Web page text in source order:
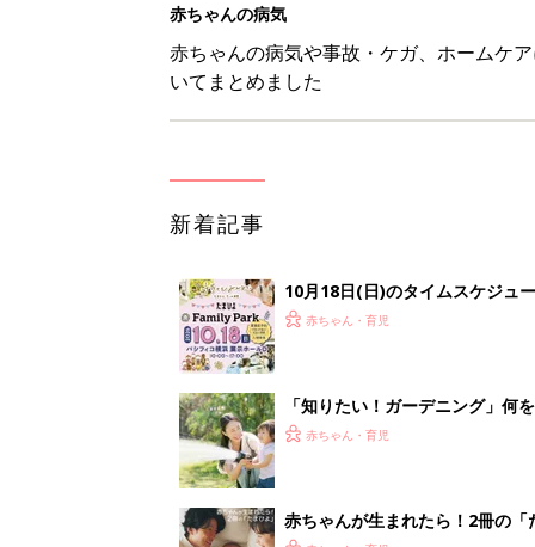
赤ちゃんの病気
赤ちゃんの病気や事故・ケガ、ホームケ
いてまとめました
新着記事
10月18日(日)のタイムスケジュ
赤ちゃん・育児
「知りたい！ガーデニング」何
赤ちゃん・育児
赤ちゃんが生まれたら！2冊の「